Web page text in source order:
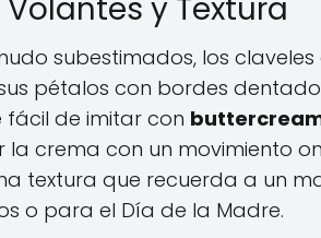
y Textura
subestimados, los
pétalos con bordes
de imitar con
la crema con un movimiento
textura que recuerda a un
o para el Día de la Madre.